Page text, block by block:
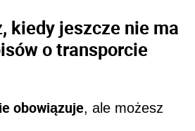
kiedy jeszcze nie ma
o transporcie
obowiązuje, ale możesz